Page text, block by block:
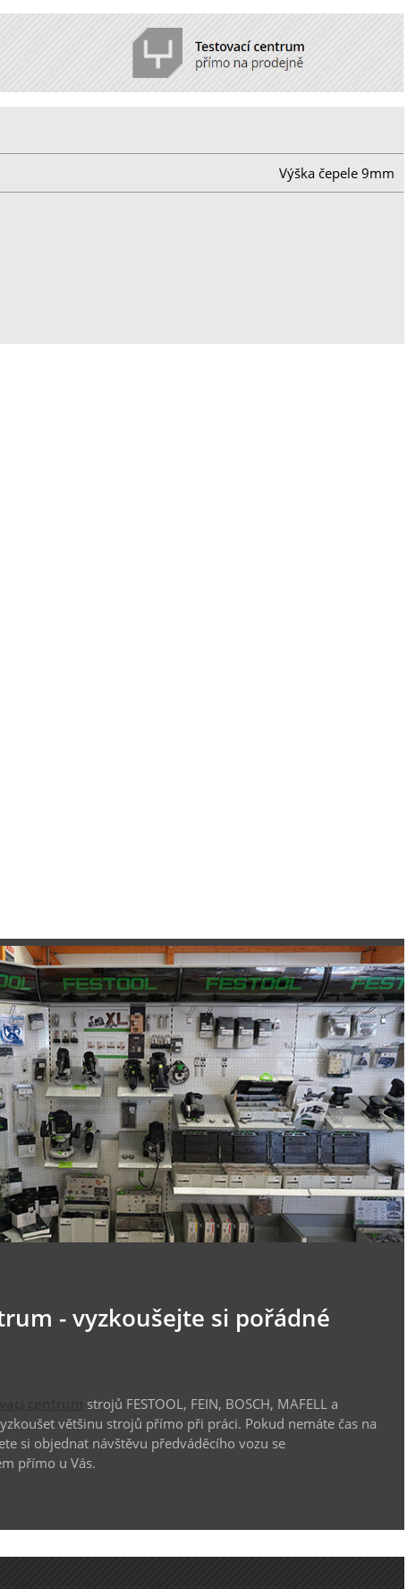
Výška čepele 9mm
- vyzkoušejte si pořádné
strojů FESTOOL, FEIN, BOSCH, MAFELL a
většinu strojů přímo při práci. Pokud nemáte čas na
si objednat návštěvu předváděcího vozu se
přímo u Vás.